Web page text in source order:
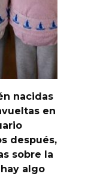
nacidas
en
después,
sobre la
algo